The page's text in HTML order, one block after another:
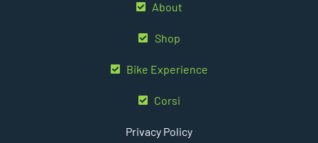
About
Shop
Bike Experience
Corsi
Privacy Policy